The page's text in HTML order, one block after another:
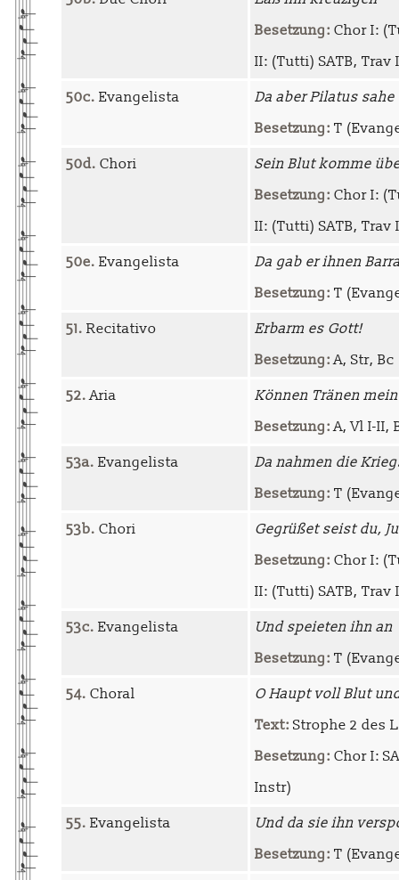
Besetzung: Chor I:
II: (Tutti) SATB, Trav
50c. Evangelista
Da aber Pilatus sahe
Besetzung: T
50d. Chori
Sein Blut komme
Besetzung: Chor I:
II: (Tutti) SATB, Trav
50e. Evangelista
Da gab er ihnen
Besetzung: T
51. Recitativo
Erbarm es Gott!
Besetzung:A, Str, Bc
52.Aria
Können Tränen
Besetzung:A, Vl I-II,
53a. Evangelista
Da nahmen die
Besetzung: T
53b. Chori
Gegrüßet seist du,
Besetzung: Chor I:
II: (Tutti) SATB, Trav
53c. Evangelista
Und speieten ihn an
Besetzung: T
54. Choral
O Haupt voll Blut
Text: Strophe 2 des
Besetzung: Chor I:
Instr)
55. Evangelista
Und da sie ihn
Besetzung: T